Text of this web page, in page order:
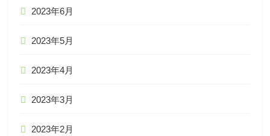
2023年6月
2023年5月
2023年4月
2023年3月
2023年2月